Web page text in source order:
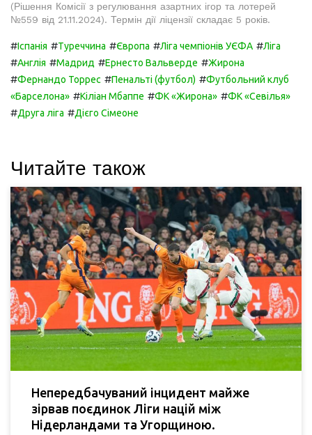
(Рішення Комісії з регулювання азартних ігор та лотерей
№559 від 21.11.2024). Термін дії ліцензії складає 5 років.
#Іспанія #Туреччина #Європа #Ліга чемпіонів УЄФА #Ліга
#Англія #Мадрид #Ернесто Вальверде #Жирона
#Фернандо Торрес #Пенальті (футбол) #Футбольний клуб
«Барселона» #Кіліан Мбаппе #ФК «Жирона» #ФК «Севілья»
#Друга ліга #Дієго Сімеоне
Читайте також
Непередбачуваний інцидент майже
зірвав поєдинок Ліги націй між
Нідерландами та Угорщиною.